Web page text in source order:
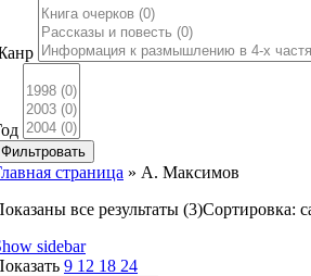
Фильтровать
страница » А. Максимов
все результаты (3)Сортировка:
sidebar
9 12 18 24